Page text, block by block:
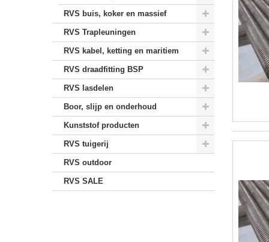
RVS buis, koker en massief
RVS Trapleuningen
RVS kabel, ketting en maritiem
RVS draadfitting BSP
RVS lasdelen
Boor, slijp en onderhoud
Kunststof producten
RVS tuigerij
RVS outdoor
RVS SALE